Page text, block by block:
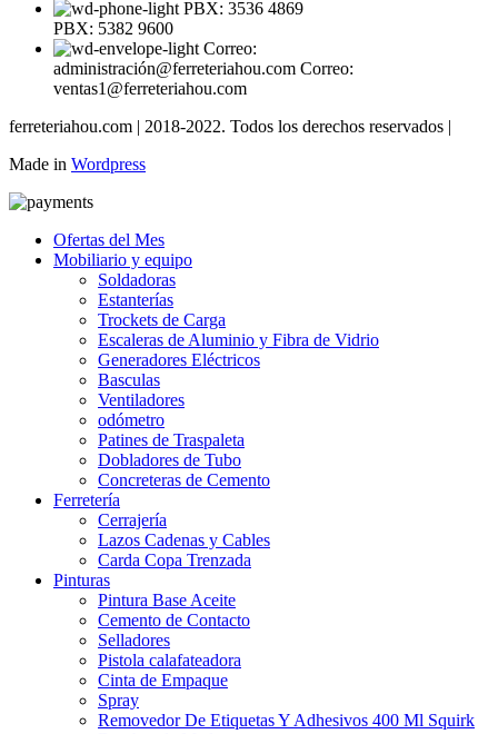
PBX: 3536 4869
PBX: 5382 9600
Correo:
administración@ferreteriahou.com Correo:
ventas1@ferreteriahou.com
ferreteriahou.com | 2018-2022. Todos los derechos reservados |
Made in Wordpress
Ofertas del Mes
Mobiliario y equipo
Soldadoras
Estanterías
Trockets de Carga
Escaleras de Aluminio y Fibra de Vidrio
Generadores Eléctricos
Basculas
Ventiladores
odómetro
Patines de Traspaleta
Dobladores de Tubo
Concreteras de Cemento
Ferretería
Cerrajería
Lazos Cadenas y Cables
Carda Copa Trenzada
Pinturas
Pintura Base Aceite
Cemento de Contacto
Selladores
Pistola calafateadora
Cinta de Empaque
Spray
Removedor De Etiquetas Y Adhesivos 400 Ml Squirk